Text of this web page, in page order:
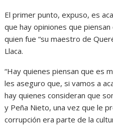
El primer punto, expuso, es
que hay opiniones que
quien fue “su maestro de
Llaca.
“Hay quienes piensan que es
les aseguro que, si vamos a
hay quienes consideran que
y Peña Nieto, una vez que le
corrupción era parte de la